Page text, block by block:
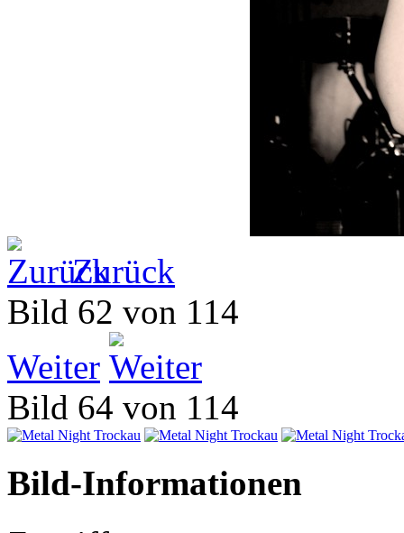
Zurück
Bild 62 von 114
Weiter
Bild 64 von 114
Bild-Informationen